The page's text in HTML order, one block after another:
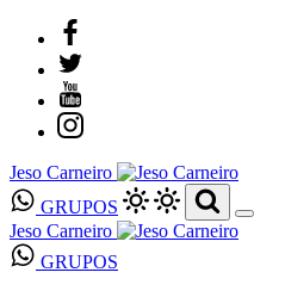
Jeso Carneiro
GRUPOS
Jeso Carneiro
GRUPOS